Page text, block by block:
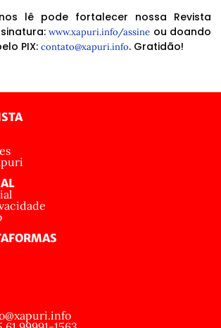
lê pode fortalecer nossa Revista
www.xapuri.info/assine ou doando
PIX: contato@xapuri.info. Gratidão!